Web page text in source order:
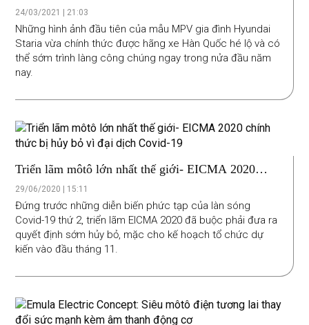
ra mắt trong năm nay
24/03/2021 | 21:03
Những hình ảnh đầu tiên của mẫu MPV gia đình Hyundai
Staria vừa chính thức được hãng xe Hàn Quốc hé lộ và có
thể sớm trình làng công chúng ngay trong nửa đầu năm
nay.
Triển lãm môtô lớn nhất thế giới- EICMA 2020
chính thức bị hủy bỏ vì đại dịch Covid-19
29/06/2020 | 15:11
Đứng trước những diễn biến phức tạp của làn sóng
Covid-19 thứ 2, triển lãm EICMA 2020 đã buộc phải đưa ra
quyết định sớm hủy bỏ, mặc cho kế hoạch tổ chức dự
kiến vào đầu tháng 11.